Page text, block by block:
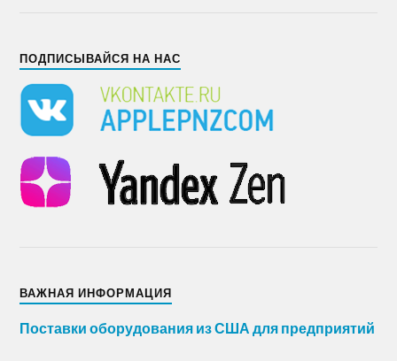
ПОДПИСЫВАЙСЯ НА НАС
ВАЖНАЯ ИНФОРМАЦИЯ
Поставки оборудования из США для предприятий